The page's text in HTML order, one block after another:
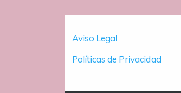
Aviso Legal
Políticas de Privacidad